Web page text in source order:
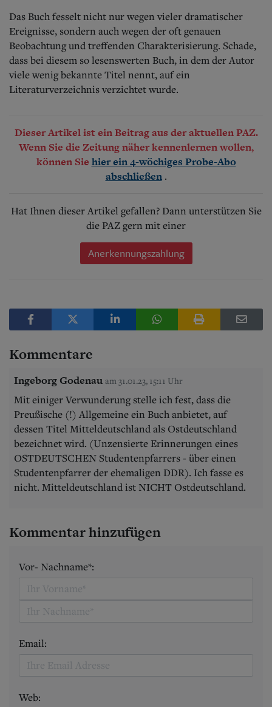
Das Buch fesselt nicht nur wegen vieler dramatischer
Ereignisse, sondern auch wegen der oft genauen
Beobachtung und treffenden Charakterisierung. Schade,
dass bei diesem so lesenswerten Buch, in dem der Autor
viele wenig bekannte Titel nennt, auf ein
Literaturverzeichnis verzichtet wurde.
Dieser Artikel ist ein Beitrag aus der aktuellen PAZ.
Wenn Sie die Zeitung näher kennenlernen wollen,
können Sie hier ein 4-wöchiges Probe-Abo
abschließen .
Hat Ihnen dieser Artikel gefallen? Dann unterstützen Sie
die PAZ gern mit einer
Anerkennungszahlung
Kommentare
Ingeborg Godenau am 31.01.23, 15:11 Uhr
Mit einiger Verwunderung stelle ich fest, dass die
Preußische (!) Allgemeine ein Buch anbietet, auf
dessen Titel Mitteldeutschland als Ostdeutschland
bezeichnet wird. (Unzensierte Erinnerungen eines
OSTDEUTSCHEN Studentenpfarrers - über einen
Studentenpfarrer der ehemaligen DDR). Ich fasse es
nicht. Mitteldeutschland ist NICHT Ostdeutschland.
Kommentar hinzufügen
Vor- Nachname*:
Email:
Web: